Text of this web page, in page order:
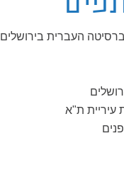
העברית בירושלים
עיריית ת"א